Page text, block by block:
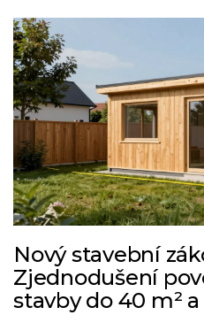
Nový stavební
Zjednodušení
stavby do 40 m² a